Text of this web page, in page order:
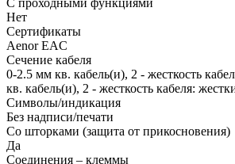
Нет
Сертификаты
Aenor EAC
Сечение кабеля
0-2.5 мм кв. кабель(и), 2 - жесткость
кв. кабель(и), 2 - жесткость кабеля:
Символы/индикация
Без надписи/печати
Со шторками (защита от прикосновения)
Да
Соединения – клеммы